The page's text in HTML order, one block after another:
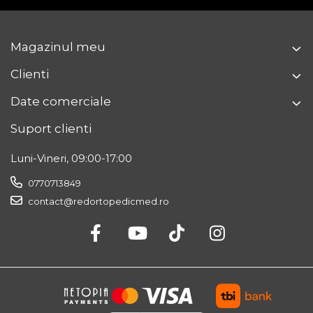
Magazinul meu
Clienti
Date comerciale
Suport clienti
Luni-Vineri, 09:00-17:00
0770713849
contact@redortopedicmed.ro